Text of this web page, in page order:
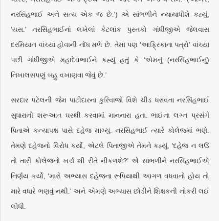
નરસિંહભાઈ અને સત્ય એક જ છે.’) એ સાંભળીને ન્યાયાધીશે કહ્યું,
‘યસ.’ નરસિંહભાઈનાં લખેલાં કેટલાંક પુસ્તકો ગાંધીજીએ જેલવાસ
દરમિયાન વાંચ્યાં હોવાની નોંધ મળે છે. તેમાં પણ ‘આફ્રિકાના પત્રો’ વાંચ્યા
પછી ગાંધીજીએ મહાદેવભાઈને કહ્યું હતું કે ‘એમનું (નરસિંહભાઈનું)
નિખાલસપણું બહુ વખાણવા જેવું છે.’
સરદાર પટેલની જેમ પાટીદારના કુરિવાજો વિશે ચીડ ધરાવતા નરસિંહભાઈ
સુધારાની શરૂઆત ઘરથી કરવામાં માનનારા હતા. ભાઈના લગ્ન પ્રસંગે
પિતાએ કન્યાપક્ષ પાસે દહેજ માગ્યું. નરસિંહભાઈ ત્યારે કોલેજમાં ભણે.
તેમણે દહેજનો વિરોધ કર્યો, એટલે પિતાજીએ તેમને કહ્યું, ‘દહેજ ન લઉં
તો તારી કોલેજનો ખર્ચ શી રીતે નીકળશે?’ એ સાંભળીને નરસિંહભાઈએ
નિર્ણય કર્યો, ‘મારો અભ્યાસ દહેજના રૂપિયાથી આગળ વધવાનો હોય તો
મારે વધારે ભણવું નથી.’ અને એમણે અભ્યાસ છોડીને શિક્ષકની નોકરી લઈ
લીધી.